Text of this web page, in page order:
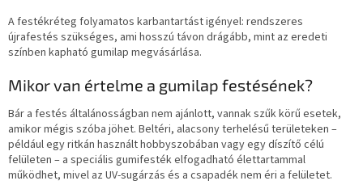
A festékréteg folyamatos karbantartást igényel: rendszeres
újrafestés szükséges, ami hosszú távon drágább, mint az eredeti
színben kapható gumilap megvásárlása.
Mikor van értelme a gumilap festésének?
Bár a festés általánosságban nem ajánlott, vannak szűk körű esetek,
amikor mégis szóba jöhet. Beltéri, alacsony terhelésű területeken –
például egy ritkán használt hobbyszobában vagy egy díszítő célú
felületen – a speciális gumifesték elfogadható élettartammal
működhet, mivel az UV-sugárzás és a csapadék nem éri a felületet.